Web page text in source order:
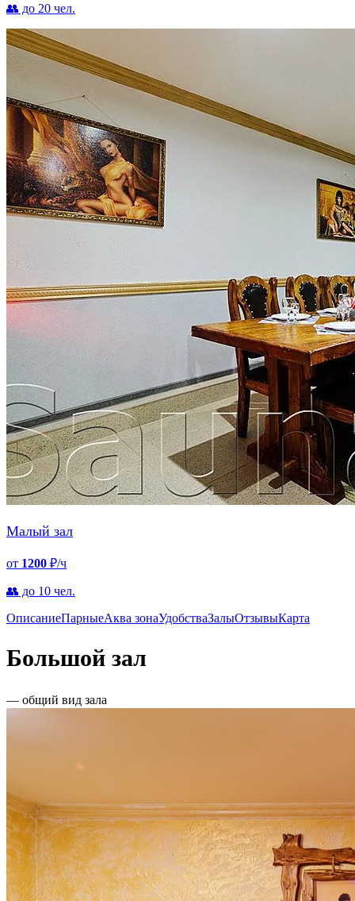
👥 до 20 чел.
Малый зал
от 1200 ₽/ч
👥 до 10 чел.
ОписаниеПарныеАква зонаУдобстваЗалыОтзывыКарта
Большой зал
— общий вид зала